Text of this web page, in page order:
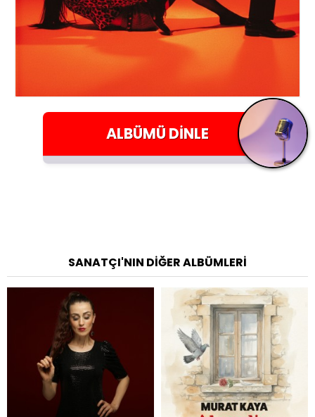
ALBÜMÜDINLE
SANATÇI'NIN DIĞER ALBÜMLERI